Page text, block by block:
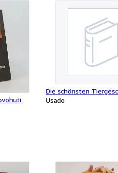
Die schönsten
Usado